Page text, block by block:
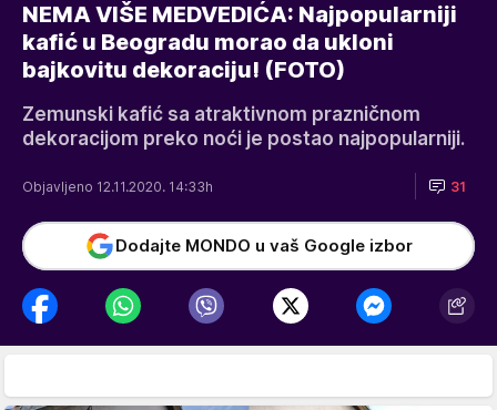
NEMA VIŠE MEDVEDIĆA: Najpopularniji
kafić u Beogradu morao da ukloni
bajkovitu dekoraciju! (FOTO)
Zemunski kafić sa atraktivnom prazničnom
dekoracijom preko noći je postao najpopularniji.
Objavljeno 12.11.2020. 14:33h 31
Dodajte MONDO u vaš Google izbor